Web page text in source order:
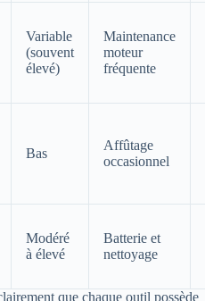
Variable
(souvent
élevé)
Maintenance
moteur
fréquente
Bas
Affûtage
occasionnel
Modéré
à élevé
Batterie et
nettoyage
que chaque outil possède